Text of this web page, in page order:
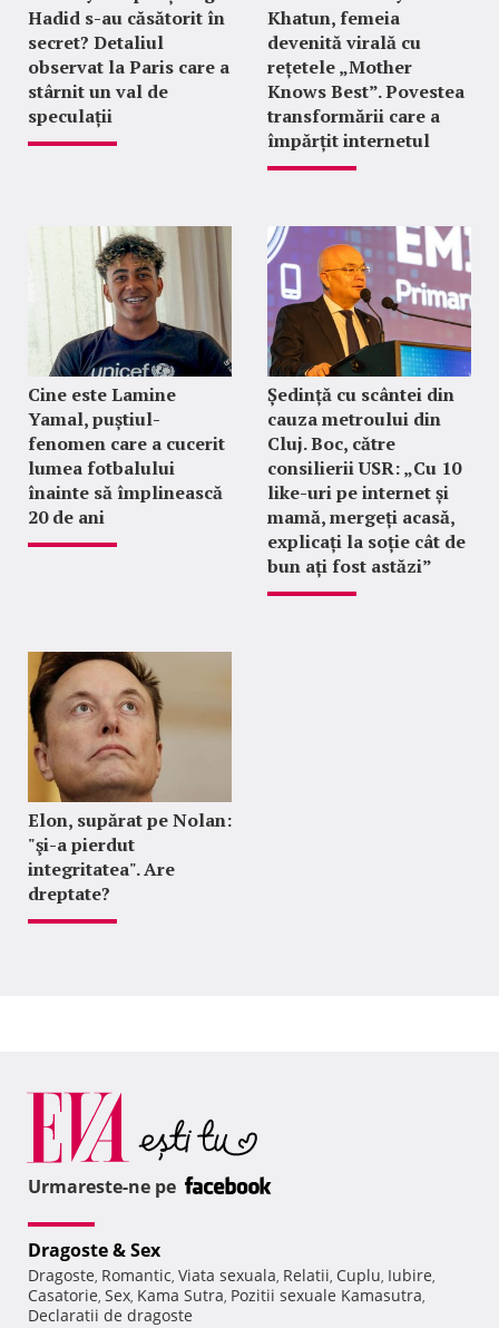
Hadid s-au căsătorit în
secret? Detaliul
observat la Paris care a
stârnit un val de
speculații
Khatun, femeia
devenită virală cu
rețetele „Mother
Knows Best”. Povestea
transformării care a
împărțit internetul
Cine este Lamine
Yamal, puștiul-
fenomen care a cucerit
lumea fotbalului
înainte să împlinească
20 de ani
Ședință cu scântei din
cauza metroului din
Cluj. Boc, către
consilierii USR: „Cu 10
like-uri pe internet și
mamă, mergeți acasă,
explicați la soție cât de
bun ați fost astăzi”
Elon, supărat pe Nolan:
"şi-a pierdut
integritatea". Are
dreptate?
Urmareste-ne pe
Dragoste & Sex
Dragoste, Romantic, Viata sexuala, Relatii, Cuplu, Iubire,
Casatorie, Sex, Kama Sutra, Pozitii sexuale Kamasutra,
Declaratii de dragoste